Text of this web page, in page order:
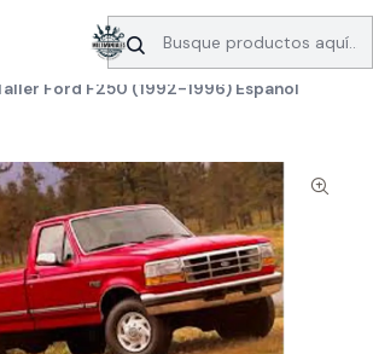
DE INFORMACIÓN AUTOMOTRIZ
Manuales de taller Ford
Ford F250 (1992-1996) Español